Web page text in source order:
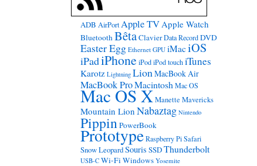
ADB AirPort Apple TVApple Watch
BluetoothBêtaClavier Data Record DVD
Easter Egg Ethernet GPU iMaciOS
iPadiPhone iPod iPod touch iTunes
Karotz Lightning LionMacBook Air
MacBook ProMacintosh Mac OS
Mac OS X Manette Mavericks
Mountain Lion Nabaztag Nintendo
PippinPowerBook
Prototype Raspberry Pi Safari
Snow LeopardSouris SSDThunderbolt
USB-C Wi-FiWindows Yosemite